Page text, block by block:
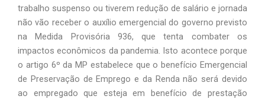
trabalho suspenso ou tiverem redução de salário e jornada
não vão receber o auxílio emergencial do governo previsto
na Medida Provisória 936, que tenta combater os
impactos econômicos da pandemia. Isto acontece porque
o artigo 6º da MP estabelece que o benefício Emergencial
de Preservação de Emprego e da Renda não será devido
ao empregado que esteja em benefício de prestação